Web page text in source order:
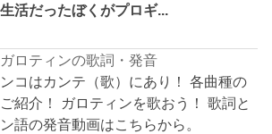
生活だったぼくがプロギ...
ロティンの歌詞・発音
コはカンテ（歌）にあり！ 各曲種の
紹介！ ガロティンを歌おう！ 歌詞と
語の発音動画はこちらから。